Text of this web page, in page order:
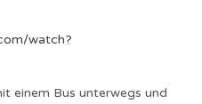
watch?
einem Bus unterwegs und